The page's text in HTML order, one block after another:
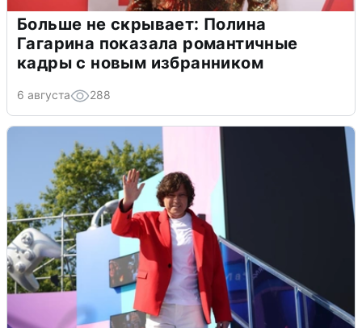
Больше не скрывает: Полина
Гагарина показала романтичные
кадры с новым избранником
6 августа 288